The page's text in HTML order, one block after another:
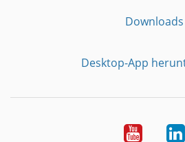
Downloads
Desktop-App
YouTube